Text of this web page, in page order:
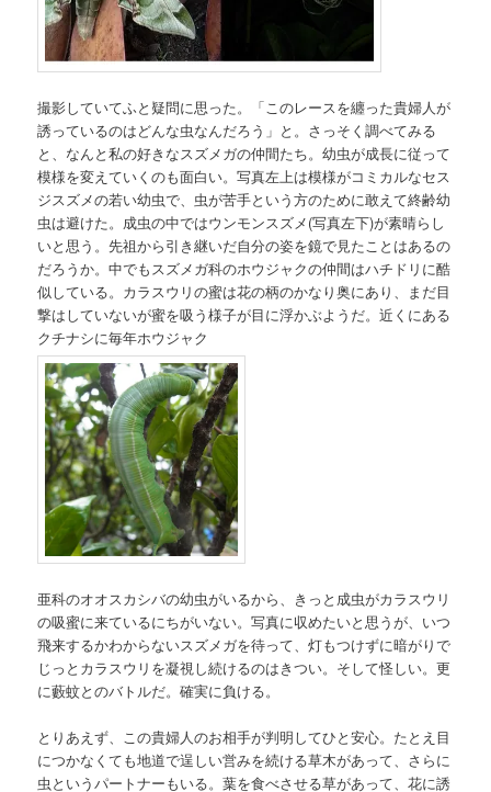
撮影していてふと疑問に思った。「このレースを纏った貴婦人が
誘っているのはどんな虫なんだろう」と。さっそく調べてみる
と、なんと私の好きなスズメガの仲間たち。幼虫が成長に従って
模様を変えていくのも面白い。写真左上は模様がコミカルなセス
ジスズメの若い幼虫で、虫が苦手という方のために敢えて終齢幼
虫は避けた。成虫の中ではウンモンスズメ(写真左下)が素晴らし
いと思う。先祖から引き継いだ自分の姿を鏡で見たことはあるの
だろうか。中でもスズメガ科のホウジャクの仲間はハチドリに酷
似している。カラスウリの蜜は花の柄のかなり奥にあり、まだ目
撃はしていないが蜜を吸う様子が目に浮かぶようだ。近くにある
クチナシに毎年ホウジャク
亜科のオオスカシバの幼虫がいるから、きっと成虫がカラスウリ
の吸蜜に来ているにちがいない。写真に収めたいと思うが、いつ
飛来するかわからないスズメガを待って、灯もつけずに暗がりで
じっとカラスウリを凝視し続けるのはきつい。そして怪しい。更
に藪蚊とのバトルだ。確実に負ける。
とりあえず、この貴婦人のお相手が判明してひと安心。たとえ目
につかなくても地道で逞しい営みを続ける草木があって、さらに
虫というパートナーもいる。葉を食べさせる草があって、花に誘